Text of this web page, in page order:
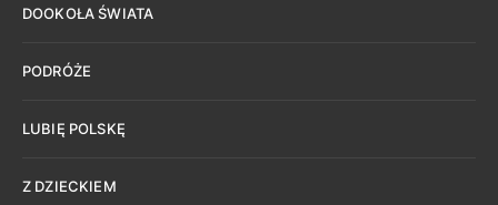
DOOKOŁA ŚWIATA
PODRÓŻE
LUBIĘ POLSKĘ
Z DZIECKIEM